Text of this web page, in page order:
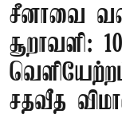
சீனாவை
சூறாவளி:
சதவீத